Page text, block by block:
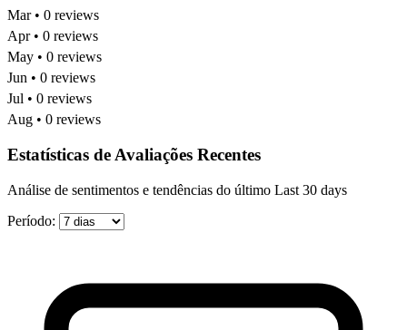
Mar • 0 reviews
Apr • 0 reviews
May • 0 reviews
Jun • 0 reviews
Jul • 0 reviews
Aug • 0 reviews
Estatísticas de Avaliações Recentes
Análise de sentimentos e tendências do último Last 30 days
Período: